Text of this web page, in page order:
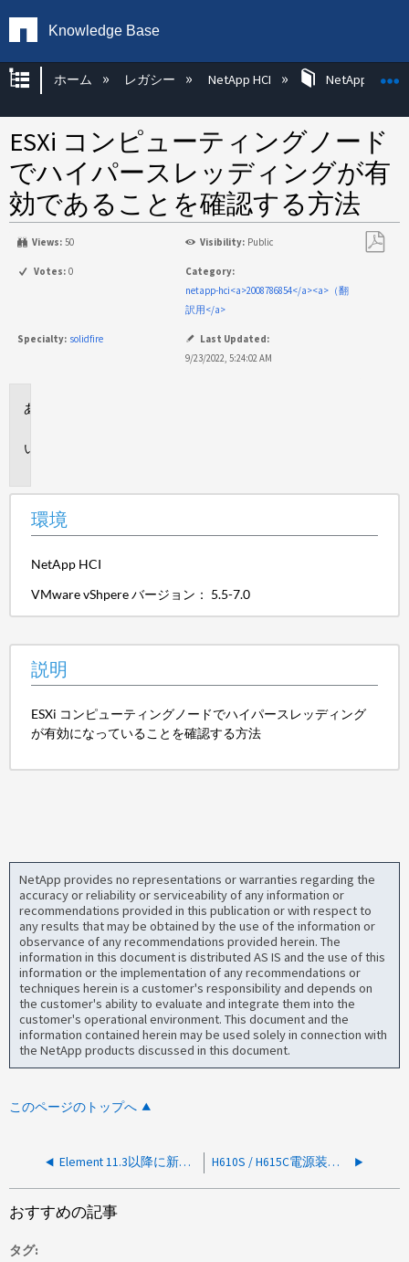
Knowledge Base
グローバル階層を展開/折りたたむ
ホーム レガシー NetApp HCI NetApp HCI
ESXi コンピューティングノード
でハイパースレッディングが有
効であることを確認する方法
Views: 50 Visibility: Public
Votes: 0
Category:
netapp-hci<a>2008786854</a><a>（翻
訳用</a>
Specialty: solidfire
Last Updated:
9/23/2022, 5:24:02 AM
環境
NetApp HCI
VMware vShpere バージョン： 5.5-7.0
説明
ESXi コンピューティングノードでハイパースレッディング
が有効になっていることを確認する方法
NetApp provides no representations or warranties regarding the
accuracy or reliability or serviceability of any information or
recommendations provided in this publication or with respect to
any results that may be obtained by the use of the information or
observance of any recommendations provided herein. The
information in this document is distributed AS IS and the use of this
information or the implementation of any recommendations or
techniques herein is a customer's responsibility and depends on
the customer's ability to evaluate and integrate them into the
customer's operational environment. This document and the
information contained herein may be used solely in connection with
the NetApp products discussed in this document.
このページのトップへ
Element 11.3以降に新しいmNodeを導入する方法 H610S / H615C電源装置の交換に適したパーツ番号を確認する方法
おすすめの記事
タグ